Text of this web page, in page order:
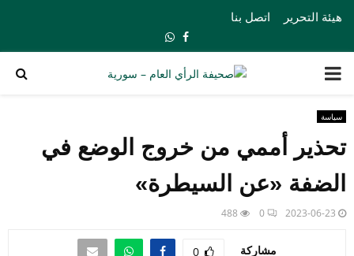
هيئة التحرير اتصل بنا
Facebook
Whatsapp
PRIMARY
MENU
سياسة
تحذير أممي من خروج الوضع في
الضفة «عن السيطرة»
2023-06-23
0
488
مشاركة 0